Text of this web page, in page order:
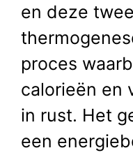
en deze
proces
calorieën en
in rust. Het
een